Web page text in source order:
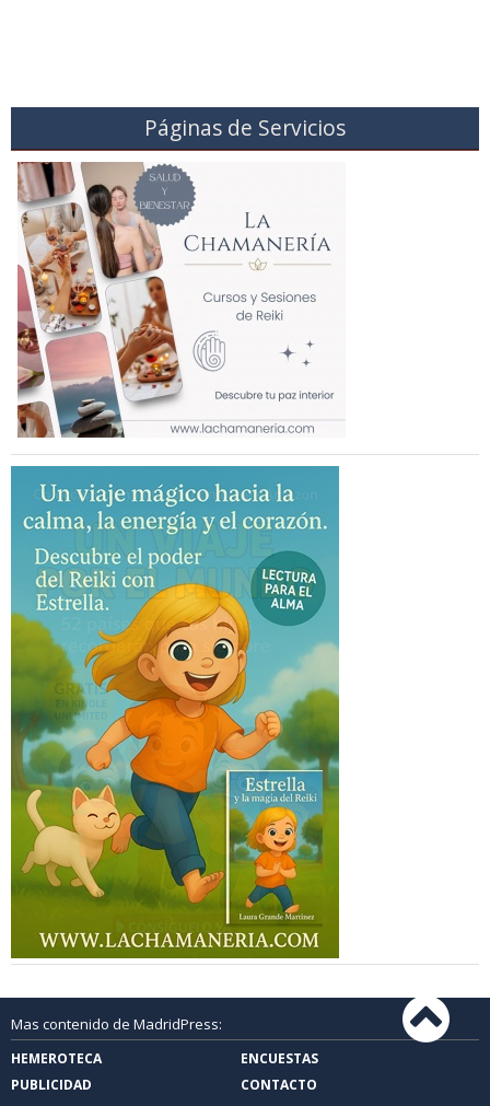
Páginas de Servicios
Mas contenido de MadridPress:
HEMEROTECA
ENCUESTAS
PUBLICIDAD
CONTACTO